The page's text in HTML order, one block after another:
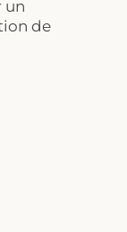
un
de